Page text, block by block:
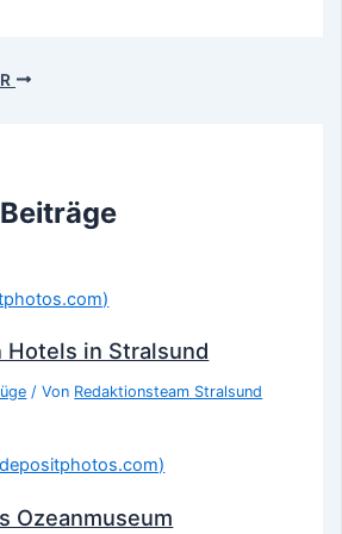
Hotels in Stralsund
/ Von Redaktionsteam Stralsund
Ozeanmuseum